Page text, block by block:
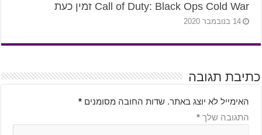
Call of Duty: Black Ops Cold War זמין כעת
14 בנובמבר 2020
כתיבת תגובה
האימייל לא יוצג באתר. שדות החובה מסומנים *
התגובה שלך *